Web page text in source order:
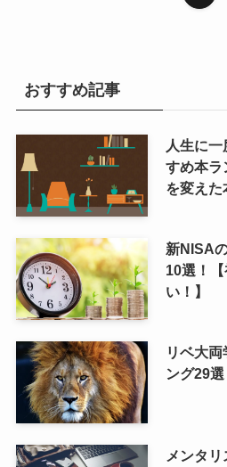
おすすめ記事
人生に
すめ本ラ
を変えた
新NISA
10選！
い！】
リベ大
ング29選
メンタ